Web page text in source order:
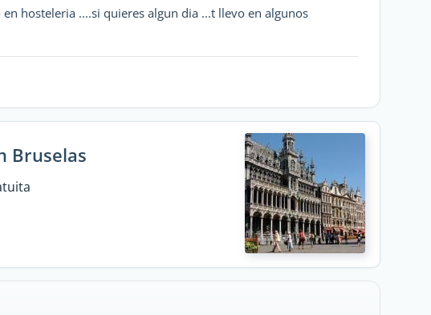
hosteleria ....si quieres algun dia ...t llevo en algunos
Bruselas